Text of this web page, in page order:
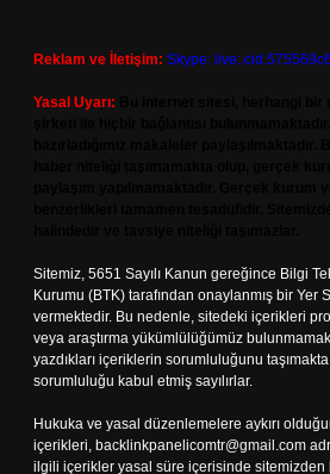
Reklam ve İletişim: Skype:
Yasal Uyarı:
Sitemiz, 5651 Sayılı Kanun gereğince Bilgi
Kurumu (BTK) tarafından onaylanmış bir Yer
vermektedir. Bu nedenle, sitedeki içerikleri
veya araştırma yükümlülüğümüz
yazdıkları içeriklerin sorumluluğunu
sorumluluğu kabul etmiş sayılırlar.
Hukuka ve yasal düzenlemelere aykırı
içerikleri, backlinkpanelicomtr@gmail.com
ilgili içerikler yasal süre içerisinde sitemizden